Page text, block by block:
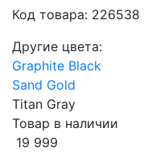
Код товара: 226538
Другие цвета:
Graphite Black
Sand Gold
Titan Gray
Товар в наличии
19 999